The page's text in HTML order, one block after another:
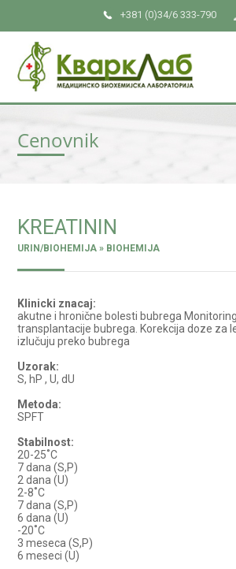
+381 (0)34/6 333-790
Cenovnik
KREATININ
URIN/BIOHEMIJA » BIOHEMIJA
Klinicki znacaj:
akutne i hronične bolesti bubrega
transplantacije bubrega. Korekcija doze za
izlučuju preko bubrega
Uzorak:
S, hP , U, dU
Metoda:
SPFT
Stabilnost:
20-25˚C
7 dana (S,P)
2 dana (U)
2-8˚C
7 dana (S,P)
6 dana (U)
-20˚C
3 meseca (S,P)
6 meseci (U)